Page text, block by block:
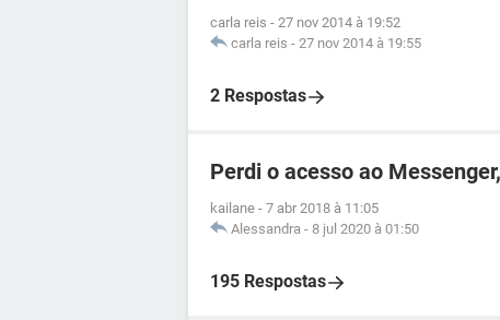
carla reis - 27 nov 2014 à 19:52
carla reis - 27 nov 2014 à 19:55
2 Respostas
Perdi o acesso ao
kailane - 7 abr 2018 à 11:05
Alessandra - 8 jul 2020 à 01:50
195 Respostas